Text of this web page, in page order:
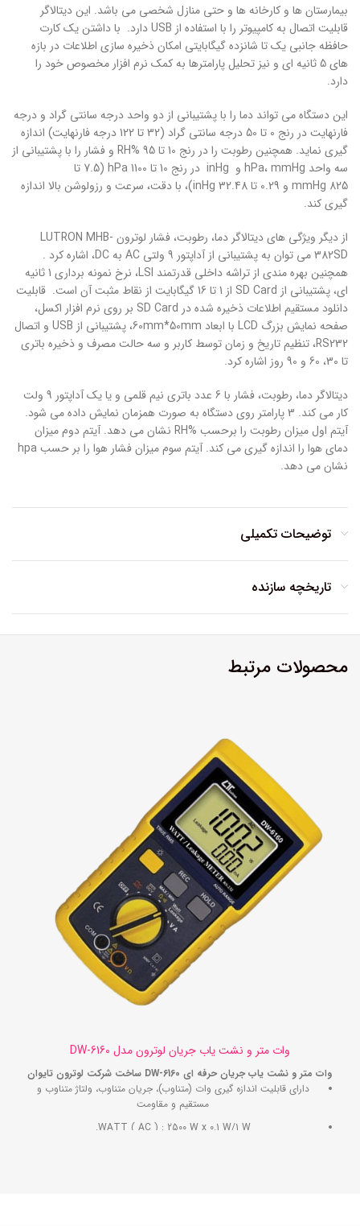
بیمارستان ها و کارخانه ها و حتی منازل شخصی می باشد. این دیتالاگر
قابلیت اتصال به کامپیوتر را با استفاده از USB دارد. با داشتن یک کارت
حافظه جانبی یک تا شانزده گیگابایتی امکان ذخیره سازی اطلاعات در بازه
های 5 ثانیه ای و نیز تحلیل پارامترها به کمک نرم افزار مخصوص خود را
دارد.
این دستگاه می تواند دما را با پشتیبانی از دو واحد درجه سانتی گراد و درجه
فارنهایت در رنج 0 تا 50 درجه سانتی گراد (32 تا 122 درجه فارنهایت) اندازه
گیری نماید. همچنین رطوبت را در رنج 10 تا 95 %RH و فشار را با پشتیبانی از
سه واحد hPa، mmHg و inHg در رنج 10 تا 1100 hPa (7.5 تا
825 mmHg و 0.29 تا 32.48 inHg)، با دقت، سرعت و رزولوشن بالا اندازه
گیری کند.
از دیگر ویژگی های دیتالاگر دما، رطوبت، فشار لوترون LUTRON MHB-
382SD می توان به پشتیبانی از آداپتور 9 ولتی AC به DC، اشاره کرد .
همچنین بهره مندی از تراشه داخلی قدرتمند LSI، نرخ نمونه برداری 1 ثانیه
ای، پشتیبانی از SD Card از 1 تا 16 گیگابایت از نقاط مثبت آن است. قابلیت
دانلود مستقیم اطلاعات ذخیره شده در SD Card بر روی نرم افزار اکسل،
صفحه نمایش بزرگ LCD با ابعاد 60mm*50mm، پشتیبانی از USB و اتصال
RS232، تنظیم تاریخ و زمان توسط کاربر و سه حالت مصرف و ذخیره باتری
تا 30، 60 و 90 روز اشاره کرد.
دیتالاگر دما، رطوبت، فشار با 6 عدد باتری نیم قلمی و یا یک آداپتور 9 ولت
کار می کند. 3 پارامتر روی دستگاه به صورت همزمان نمایش داده می شود.
آیتم اول میزان رطوبت را برحسب %RH نشان می دهد. آیتم دوم میزان
دمای هوا را اندازه گیری می کند. آیتم سوم میزان فشار هوا را بر حسب hpa
نشان می دهد.
توضیحات تکمیلی
تاریخچه سازنده
محصولات مرتبط
وات متر و نشت یاب جریان لوترون مدل DW-6160
وات متر و نشت یاب جریان حرفه ای DW-6160 ساخت شرکت لوترون تایوان
دارای قابلیت اندازه گیری وات (متناوب)، جریان متناوب، ولتاژ متناوب و
مستقیم و مقاومت
WATT ( AC ) : 2500 W x 0.1 W/1 W.